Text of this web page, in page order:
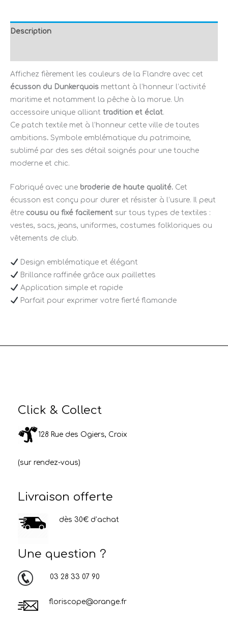
Description
Affichez fièrement les couleurs de la Flandre avec cet
écusson du Dunkerquois mettant à l’honneur l’activité
maritime et notamment la pêche à la morue. Un
accessoire unique alliant tradition et éclat.
Ce patch textile met à l’honneur cette ville de toutes
ambitions. Symbole emblématique du patrimoine,
sublimé par des ses détail soignés pour une touche
moderne et chic.
Fabriqué avec une broderie de haute qualité. Cet
écusson est conçu pour durer et résister à l’usure. Il peut
être cousu ou fixé facilement sur tous types de textiles :
vestes, sacs, jeans, uniformes, costumes folkloriques ou
vêtements de club.
Design emblématique et élégant
Brillance raffinée grâce aux paillettes
Application simple et rapide
Parfait pour exprimer votre fierté flamande
Click & Collect
128 Rue des Ogiers, Croix
(sur rendez-vous)
Livraison offerte
dès 30€ d’achat
Une question ?
03 28 33 07 90
floriscope@orange.fr